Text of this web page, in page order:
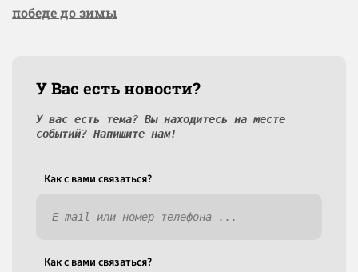
победе до зимы
У Вас есть новости?
У вас есть тема? Вы находитесь на месте
событий? Напишите нам!
Как c вами связаться?
Как c вами связаться?